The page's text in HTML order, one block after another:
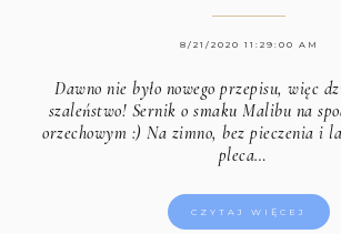
8/21/2020 11:29:00 AM
Dawno nie było nowego przepisu, więc
szaleństwo! Sernik o smaku Malibu na
orzechowym :) Na zimno, bez pieczenia i
pleca…
CZYTAJ WIĘCEJ